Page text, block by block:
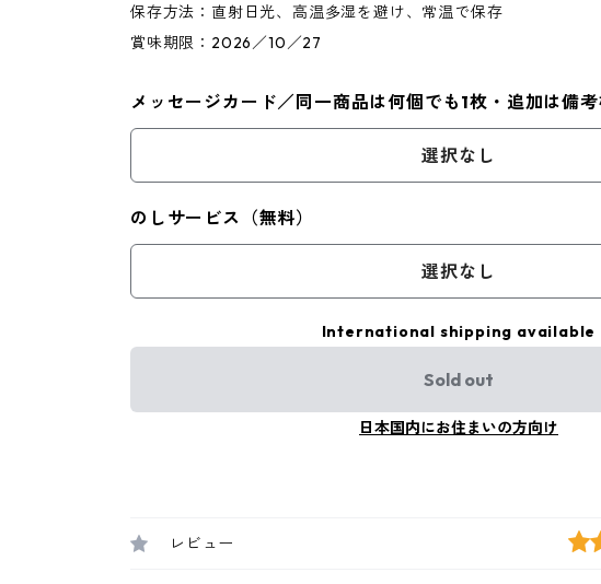
保存方法：直射日光、高温多湿を避け、常温で保存
賞味期限：2026／10／27
メッセージカード／同一商品は何個でも1枚・追加は備
選択なし
のしサービス（無料）
選択なし
International shipping available
Sold out
日本国内にお住まいの方向け
レビュー